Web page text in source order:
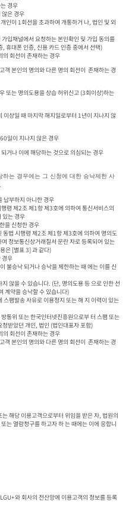
휴대폰 인증, 신용 카드 인증 중에서 선택)
의 회선이 존재하는 경우
60일이 지나지 않은 경우
되거나 이에 해당하는 것으로 의심되는 경우
는 경우에는 그 신청에 대한 승낙제한 사
있는 경우
정보통신상거래질서 문란 자로 등록되어 있는
은 [별표 3] 과 같다)
불승낙 되거나 승낙을 제한하는 때 에는 이를 신
않을 수 있습니다. (단, 명의도용 등 으로 인한 선
계약을 승낙할 수 있습니다)
받았던 개인, 법인 (법인대표자 포함)
해당 이용고객으로부터 위임을 받은 자, 법원의
는 열람청구를 하고자 하 는 때에는 이에 응합니
와 회사의 전산망에 이용고객의 정보를 등록